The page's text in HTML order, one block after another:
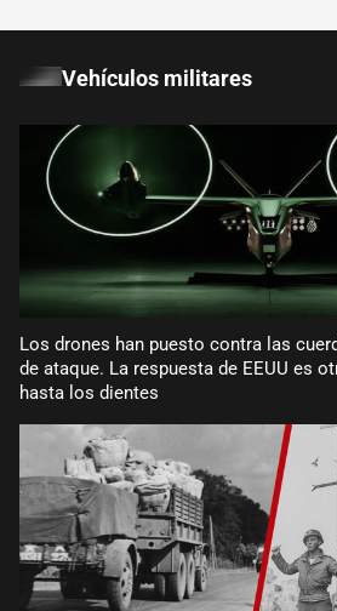
Vehículos militares
Los drones han puesto contra las
de ataque. La respuesta de EEUU es
hasta los dientes